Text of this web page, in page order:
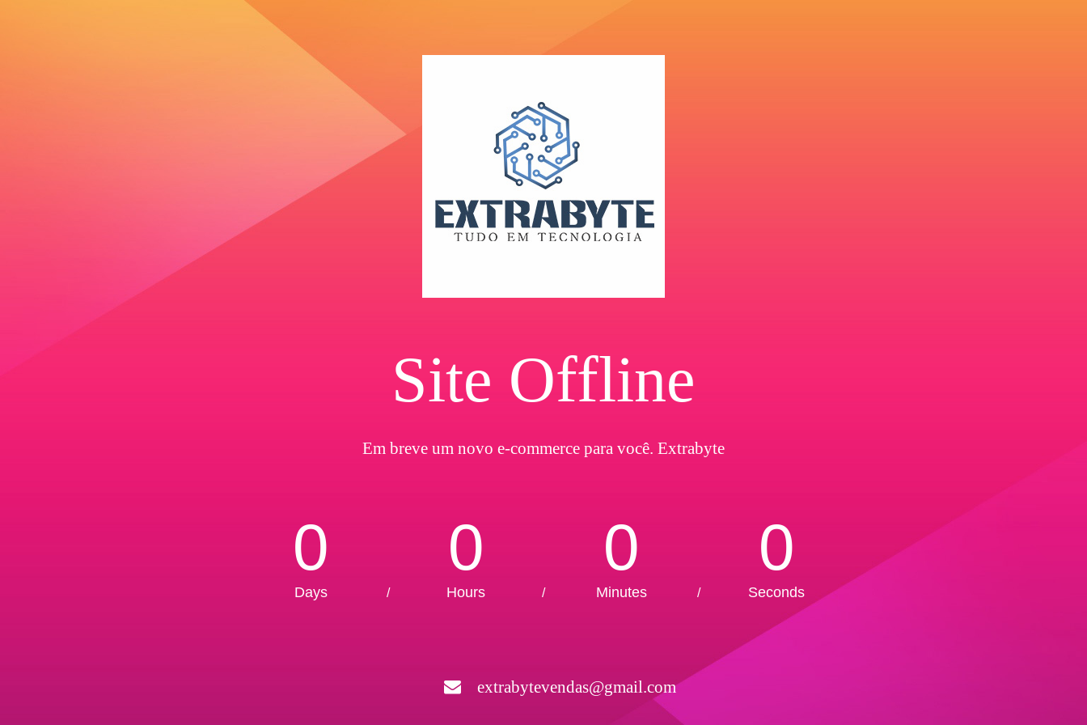
Site Offline
Em breve um novo e-commerce para você. Extrabyte
0
Days /
0
Hours /
0
Minutes /
0
Seconds
extrabytevendas@gmail.com